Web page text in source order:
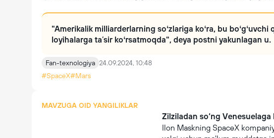
"Amerikalik milliarderlarning soʻzlariga koʻra, bu
loyihalarga taʼsir koʻrsatmoqda", deya postni yakunlagan u.
Fan-texnologiya 24.09.2024, 10:48
#SpaceX#Mars
MAVZUGA OID YANGILIKLAR
Zilziladan so‘ng
Ilon Maskning SpaceX